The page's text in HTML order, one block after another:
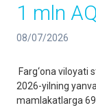
1 mln
08/07/2026
Farg‘ona viloyati
2026-yilning
mamlakatlarga